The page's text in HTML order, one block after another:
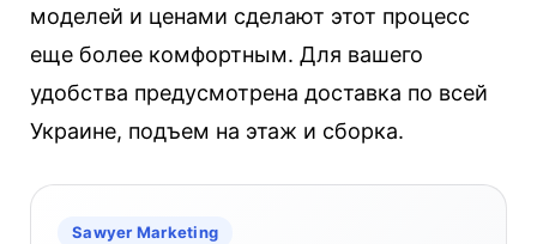
моделей и ценами сделают этот процесс
еще более комфортным. Для вашего
удобства предусмотрена доставка по всей
Украине, подъем на этаж и сборка.
Sawyer Marketing